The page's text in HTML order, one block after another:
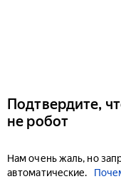
Подтвердите,
не робот
Нам очень жаль, но
автоматические.